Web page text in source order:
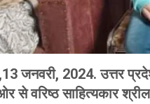
जनवरी, 2024. उत्तर
से वरिष्ठ साहित्यकार